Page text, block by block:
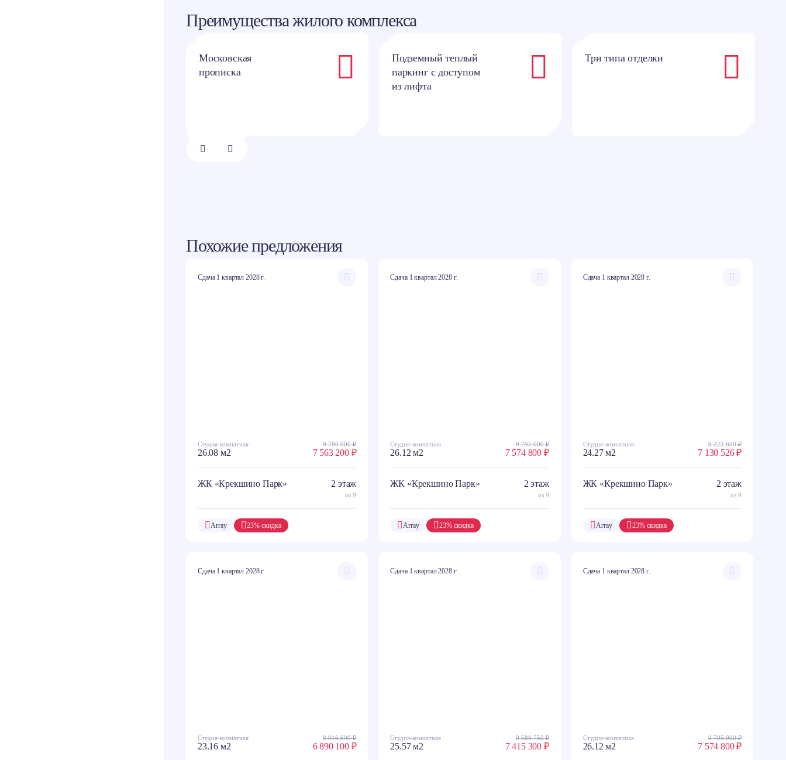
Преимущества жилого комплекса
Московская
прописка
Подземный теплый
паркинг с доступом
из лифта
Три типа отделки
Похожие предложения
Сдача 1 квартал 2028 г.
Студия-комнатная
26.08 м2
9 780 000 ₽
7 563 200 ₽
ЖК «Крекшино Парк» 2 этаж
из 9
23% скидка
Array
Сдача 1 квартал 2028 г.
Студия-комнатная
26.12 м2
9 795 000 ₽
7 574 800 ₽
ЖК «Крекшино Парк» 2 этаж
из 9
23% скидка
Array
Сдача 1 квартал 2028 г.
Студия-комнатная
24.27 м2
9 222 600 ₽
7 130 526 ₽
ЖК «Крекшино Парк» 2 этаж
из 9
23% скидка
Array
Сдача 1 квартал 2028 г.
Студия-комнатная
23.16 м2
8 916 600 ₽
6 890 100 ₽
Сдача 1 квартал 2028 г.
Студия-комнатная
25.57 м2
9 588 750 ₽
7 415 300 ₽
Сдача 1 квартал 2028 г.
Студия-комнатная
26.12 м2
9 795 000 ₽
7 574 800 ₽